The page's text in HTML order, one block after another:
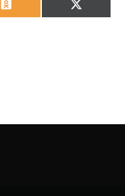
OdnoklassnikiX